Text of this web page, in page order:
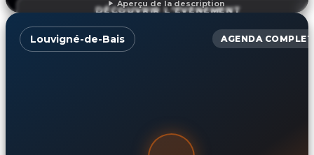
Aperçu de la description
DÉCOUVRIR L'ÉVÉNEMENT
Louvigné-de-Bais AGENDA COMPLET